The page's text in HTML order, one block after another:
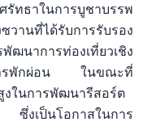
ทธาในการบูชาบรรพ
วานที่ได้รับการรับรอง
ฒนาการท่องเที่ยวเชิง
ารพักผ่อน ในขณะที่
งในการพัฒนารีสอร์ต
เป็นโอกาสในการ